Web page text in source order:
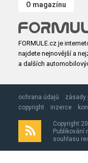
O magazínu
FORMULE.cz je
najdete nejnovější a
a dalších
ochrana údajů zásady
copyright
inzerce
Copyright
Publikování
souhlasu